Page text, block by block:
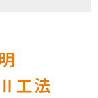
工法